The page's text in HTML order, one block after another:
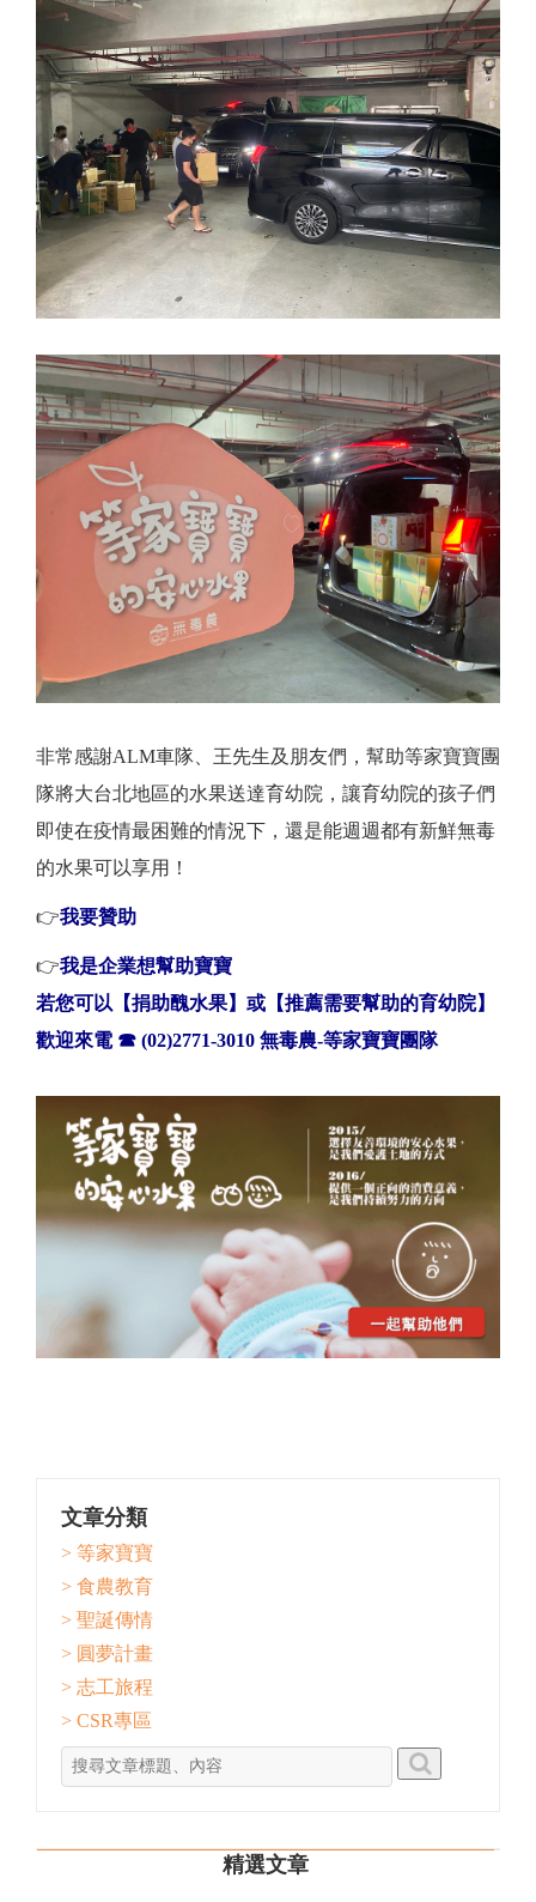
非常感謝ALM車隊、王先生及朋友們，幫助等家寶寶團
隊將大台北地區的水果送達育幼院，讓育幼院的孩子們
即使在疫情最困難的情況下，還是能週週都有新鮮無毒
的水果可以享用！
👉我要贊助
👉我是企業想幫助寶寶
若您可以【捐助醜水果】或【推薦需要幫助的育幼院】
歡迎來電☎ (02)2771-3010 無毒農-等家寶寶團隊
文章分類
> 等家寶寶
> 食農教育
> 聖誕傳情
> 圓夢計畫
> 志工旅程
> CSR專區
精選文章